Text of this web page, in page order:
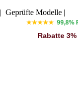
| Geprüfte Modelle |
★★★★★ 99,8%
Rabatte 3%